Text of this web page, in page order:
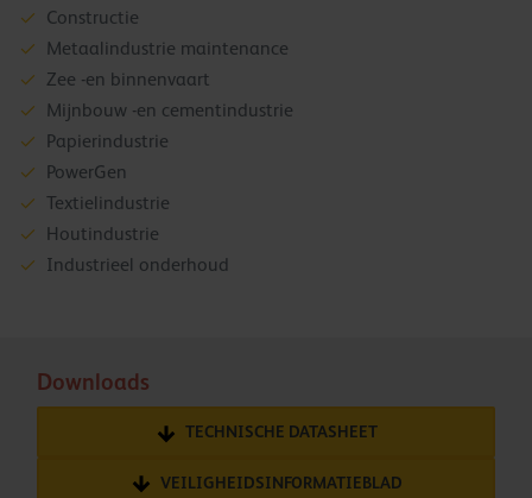
Constructie
Metaalindustrie maintenance
Zee -en binnenvaart
Mijnbouw -en cementindustrie
Papierindustrie
PowerGen
Textielindustrie
Houtindustrie
Industrieel onderhoud
Downloads
TECHNISCHE DATASHEET
VEILIGHEIDSINFORMATIEBLAD